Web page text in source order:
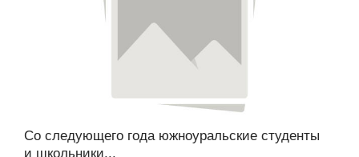
Со следующего года южноуральские студенты
и школьники...